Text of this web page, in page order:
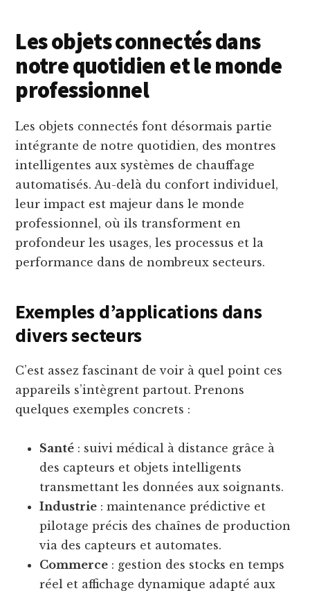
Les objets connectés dans
notre quotidien et le monde
professionnel
Les objets connectés font désormais partie
intégrante de notre quotidien, des montres
intelligentes aux systèmes de chauffage
automatisés. Au-delà du confort individuel,
leur impact est majeur dans le monde
professionnel, où ils transforment en
profondeur les usages, les processus et la
performance dans de nombreux secteurs.
Exemples d’applications dans
divers secteurs
C’est assez fascinant de voir à quel point ces
appareils s’intègrent partout. Prenons
quelques exemples concrets :
Santé : suivi médical à distance grâce à
des capteurs et objets intelligents
transmettant les données aux soignants.
Industrie : maintenance prédictive et
pilotage précis des chaînes de production
via des capteurs et automates.
Commerce : gestion des stocks en temps
réel et affichage dynamique adapté aux